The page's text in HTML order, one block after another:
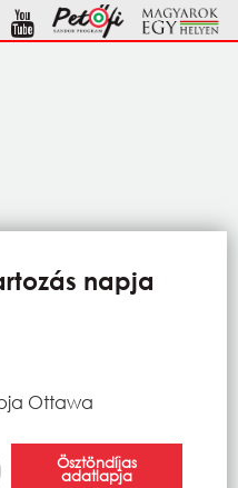
napja
Ottawa
Ösztöndíjas
adatlapja